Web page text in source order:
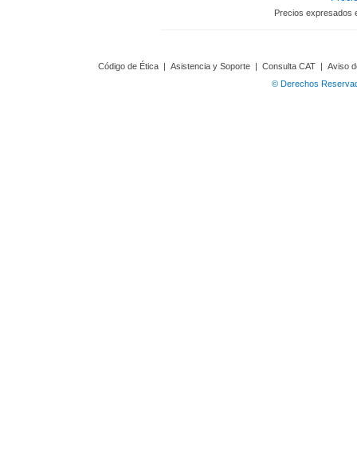
Precios expresados
Código de Ética | Asistencia y Soporte | Consulta CAT | Aviso
© Derechos